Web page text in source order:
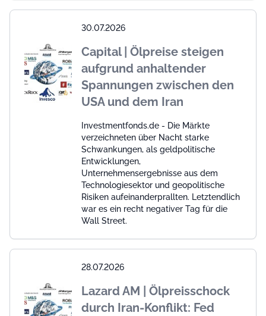
30.07.2026
Capital | Ölpreise steigen
aufgrund anhaltender
Spannungen zwischen den
USA und dem Iran
Investmentfonds.de - Die Märkte
verzeichneten über Nacht starke
Schwankungen, als geldpolitische
Entwicklungen,
Unternehmensergebnisse aus dem
Technologiesektor und geopolitische
Risiken aufeinanderprallten. Letztendlich
war es ein recht negativer Tag für die
Wall Street.
28.07.2026
Lazard AM | Ölpreisschock
durch Iran-Konflikt: Fed